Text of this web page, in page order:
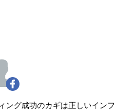
ング成功のカギは正しいインフ